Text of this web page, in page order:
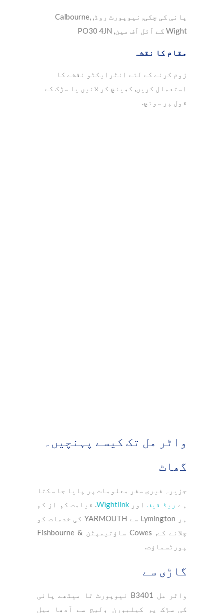
پانی کی چکی, نیوپورٹ روڈ, Calbourne,
Wight کے آئل آف مین, PO30 4JN
مقام کا نقشہ
زوم کرنے کے لئے انٹرایکٹو نقشے کا
استعمال کریں, کھینچ کر لائیں یا سڑک کے
قول پر سوئچ.
واٹر مل تک کیسے پہنچیں۔
گھاٹ
جزیرہ فیری سفر معلومات پر پایا جا سکتا
ہے ریڈ قیف اور Wightlink. قیامت کم از کم
ہر Lymington سے YARMOUTH کی خدمات کو
چلانے کے, Cowes ساؤتیمپٹن & Fishbourne
پورٹسماؤت.
گاڑی سے
واٹر مل B3401 نیوپورٹ تا میٹھے پانی
کی سڑک پر کیلبورن ولیج سے آدھا میل